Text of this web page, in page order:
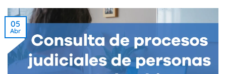
05
Abr